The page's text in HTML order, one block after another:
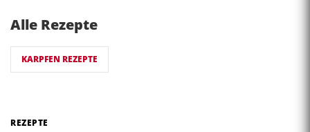
Alle Rezepte
KARPFEN REZEPTE
REZEPTE